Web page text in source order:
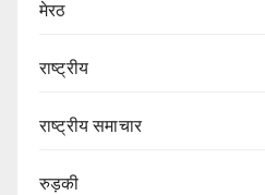
मेरठ
राष्ट्रीय
राष्ट्रीय समाचार
रुड़की